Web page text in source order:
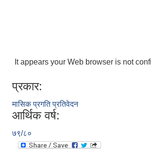
It appears your Web browser is not
प्रकार:
मासिक प्रगति प्रतिवेदन
आर्थिक वर्ष:
७९/८०